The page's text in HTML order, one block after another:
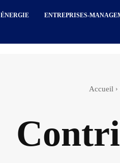
ÉNERGIE ENTREPRISES-
Accueil